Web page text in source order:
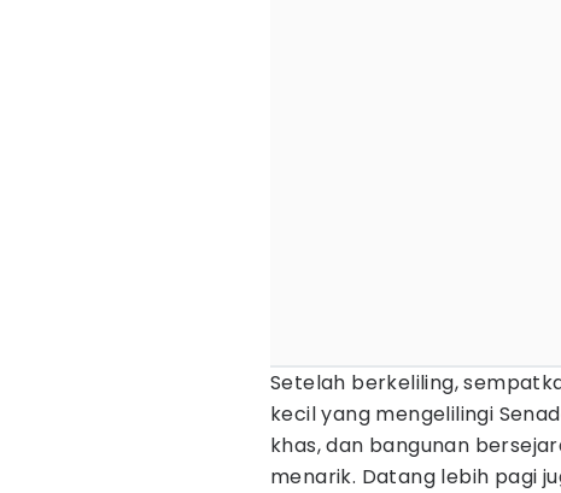
Setelah berkeliling,
kecil yang mengelilingi
khas, dan bangunan
menarik. Datang lebih pagi